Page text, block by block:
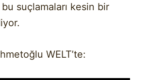
suçlamaları kesin bir
WELT’te: